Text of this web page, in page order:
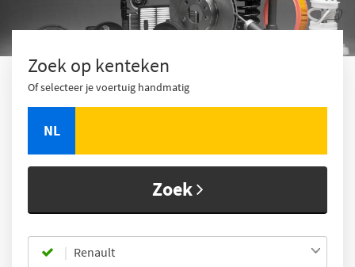
Zoek op kenteken
Of selecteer je voertuig handmatig
NL
Zoek
Renault